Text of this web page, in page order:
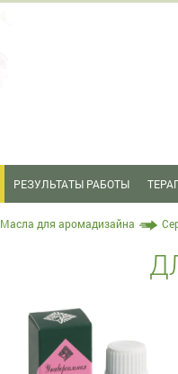
РЕЗУЛЬТАТЫ РАБОТЫ
Масла для аромадизайна